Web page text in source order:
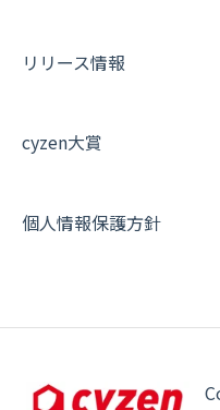
その他よくある質問
リリース情報
cyzen大賞
個人情報保護方針